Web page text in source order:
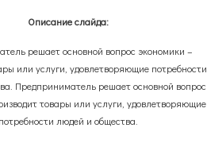
Описание слайда:
решает основной вопрос экономики –
или услуги, удовлетворяющие потребности
Предприниматель решает основной вопрос
товары или услуги, удовлетворяющие
потребности людей и общества.